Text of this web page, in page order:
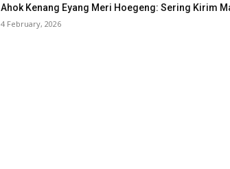
Ahok Kenang Eyang Meri Hoegeng: Sering Kirim
4 February, 2026